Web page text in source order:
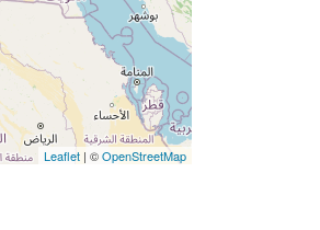
Leaflet | ©OpenStreetMap